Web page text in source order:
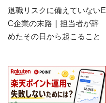
退職リスクに備えていないE
C企業の末路｜担当者が辞
めたその日から起こること